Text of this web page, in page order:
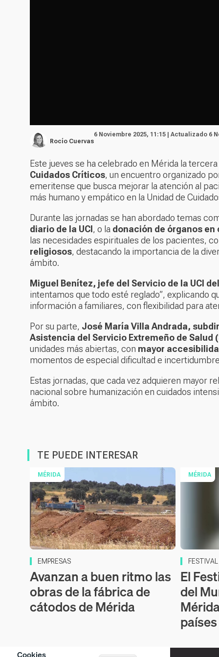
Rocío Cuervas
6 Noviembre 2025, 11:15 | Actualizado 6
Este jueves se ha celebrado en Mérida la
Cuidados Críticos, un encuentro organizado
emeritense que busca mejorar la atención al
más humano y empático en la Unidad de
Durante las jornadas se han abordado temas
diario de la UCI , o la donación de órganos en
las necesidades espirituales de los pacientes,
religiosos, destacando la importancia de la
ámbito.
Miguel Benítez, jefe del Servicio de la UCI
intentamos que todo esté reglado”, explicando
información a familiares, con flexibilidad para
Por su parte, José María Villa Andrada,
Asistencia del Servicio Extremeño de Salud
unidades más abiertas, con mayor
momentos de especial dificultad e
Estas jornadas, que cada vez adquieren mayor
nacional sobre humanización en cuidados
ámbito.
TE PUEDE INTERESAR
MÉRIDA
EMPRESAS
Avanzan a buen ritmo las
obras de la fábrica de
cátodos de Mérida
MÉRIDA
El
del
países